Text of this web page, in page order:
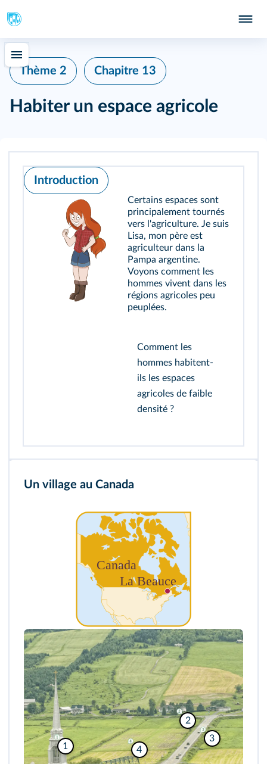
Thème 2 Chapitre 13
Habiter un espace agricole
Introduction
Certains espaces sont
principalement tournés
vers l'agriculture. Je suis
Lisa, mon père est
agriculteur dans la
Pampa argentine.
Voyons comment les
hommes vivent dans les
régions agricoles peu
peuplées.
Comment les
hommes habitent-
ils les espaces
agricoles de faible
densité ?
Un village au Canada
1
2
3
4